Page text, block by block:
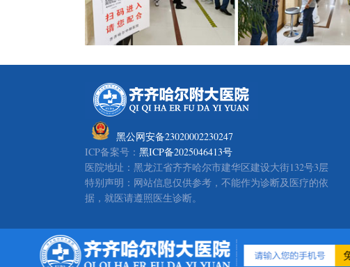
黑公网安备23020002230247
ICP备案号： 黑ICP备2025046413号
医院地址：黑龙江省齐齐哈尔市建华区建设大街132号3层
特别声明：网站信息仅供参考，不能作为诊断及医疗的依
据，就医请遵照医生诊断。